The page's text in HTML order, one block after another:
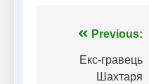
Навігація
записів
Previous:
Екс-гравець
Шахтаря